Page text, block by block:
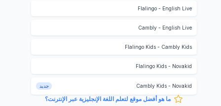
Flalingo- English Live
Cambly- English Live
Flalingo Kids- Cambly Kids
Flalingo Kids- Novakid
Cambly Kids- Novakid جديد
ما هو أفضل موقع لتعلم اللغة الإنجليزية عبر الإنترنت؟